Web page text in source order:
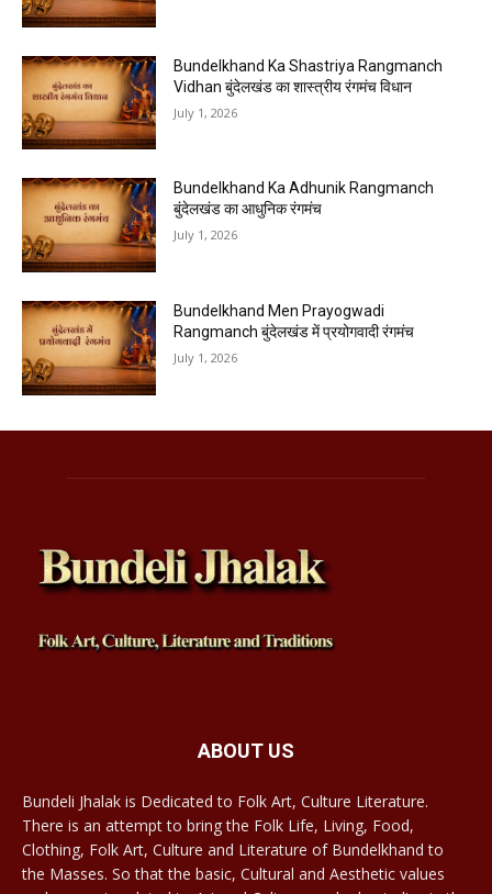
Bundelkhand Ka Shastriya Rangmanch
Vidhan बुंदेलखंड का शास्त्रीय रंगमंच विधान
July 1, 2026
Bundelkhand Ka Adhunik Rangmanch
बुंदेलखंड का आधुनिक रंगमंच
July 1, 2026
Bundelkhand Men Prayogwadi
Rangmanch बुंदेलखंड में प्रयोगवादी रंगमंच
July 1, 2026
ABOUT US
Bundeli Jhalak is Dedicated to Folk Art, Culture Literature.
There is an attempt to bring the Folk Life, Living, Food,
Clothing, Folk Art, Culture and Literature of Bundelkhand to
the Masses. So that the basic, Cultural and Aesthetic values